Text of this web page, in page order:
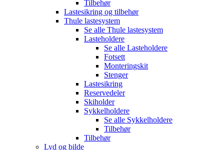
Tilbehør
Lastesikring og tilbehør
Thule lastesystem
Se alle Thule lastesystem
Lasteholdere
Se alle Lasteholdere
Fotsett
Monteringskit
Stenger
Lastesikring
Reservedeler
Skiholder
Sykkelholdere
Se alle Sykkelholdere
Tilbehør
Tilbehør
Lyd og bilde